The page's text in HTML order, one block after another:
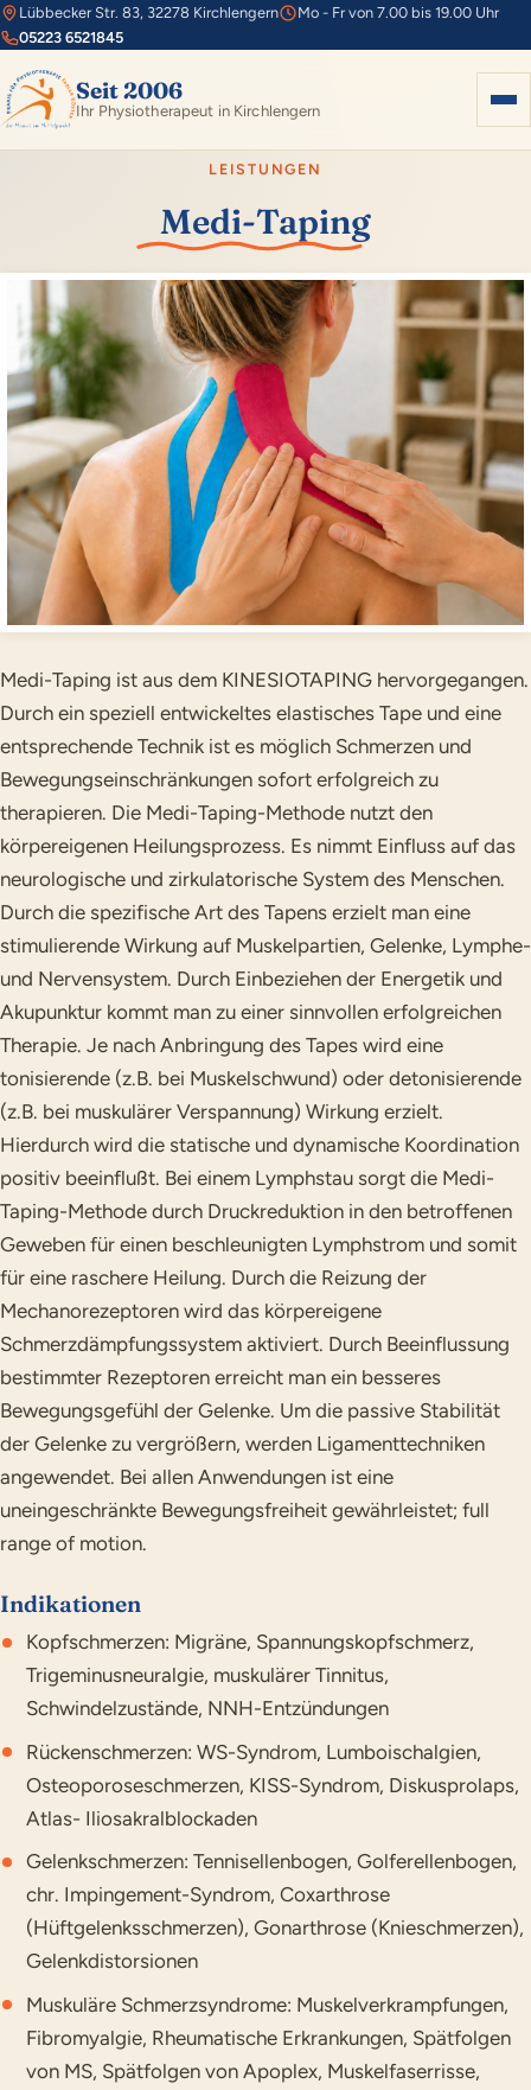
Lübbecker Str. 83, 32278 Kirchlengern
Mo - Fr von 7.00 bis 19.00 Uhr
05223 6521845
Seit 2006
Ihr Physiotherapeut in Kirchlengern
360° Rundgang / Fotos
Anfahrt
News
LEISTUNGEN
Medi-Taping
Medi-Taping ist aus dem KINESIOTAPING hervorgegangen.
Durch ein speziell entwickeltes elastisches Tape und eine
entsprechende Technik ist es möglich Schmerzen und
Bewegungseinschränkungen sofort erfolgreich zu
therapieren. Die Medi-Taping-Methode nutzt den
körpereigenen Heilungsprozess. Es nimmt Einfluss auf das
neurologische und zirkulatorische System des Menschen.
Durch die spezifische Art des Tapens erzielt man eine
stimulierende Wirkung auf Muskelpartien, Gelenke, Lymphe-
und Nervensystem. Durch Einbeziehen der Energetik und
Akupunktur kommt man zu einer sinnvollen erfolgreichen
Therapie. Je nach Anbringung des Tapes wird eine
tonisierende (z.B. bei Muskelschwund) oder detonisierende
(z.B. bei muskulärer Verspannung) Wirkung erzielt.
Hierdurch wird die statische und dynamische Koordination
positiv beeinflußt. Bei einem Lymphstau sorgt die Medi-
Taping-Methode durch Druckreduktion in den betroffenen
Geweben für einen beschleunigten Lymphstrom und somit
für eine raschere Heilung. Durch die Reizung der
Mechanorezeptoren wird das körpereigene
Schmerzdämpfungssystem aktiviert. Durch Beeinflussung
bestimmter Rezeptoren erreicht man ein besseres
Bewegungsgefühl der Gelenke. Um die passive Stabilität
der Gelenke zu vergrößern, werden Ligamenttechniken
angewendet. Bei allen Anwendungen ist eine
uneingeschränkte Bewegungsfreiheit gewährleistet; full
range of motion.
Indikationen
Kopfschmerzen: Migräne, Spannungskopfschmerz,
Trigeminusneuralgie, muskulärer Tinnitus,
Schwindelzustände, NNH-Entzündungen
Rückenschmerzen: WS-Syndrom, Lumboischalgien,
Osteoporoseschmerzen, KISS-Syndrom, Diskusprolaps,
Atlas- Iliosakralblockaden
Gelenkschmerzen: Tennisellenbogen, Golferellenbogen,
chr. Impingement-Syndrom, Coxarthrose
(Hüftgelenksschmerzen), Gonarthrose (Knieschmerzen),
Gelenkdistorsionen
Muskuläre Schmerzsyndrome: Muskelverkrampfungen,
Fibromyalgie, Rheumatische Erkrankungen, Spätfolgen
von MS, Spätfolgen von Apoplex, Muskelfaserrisse,